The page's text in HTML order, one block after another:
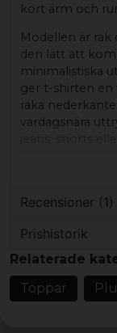
kort ärm och
Modellen är
den lätt att
minimalistiska
ger t-shirten en
raka
vardagsnära
Ett användbart
Design/
Mönster/
Stil/
Recensioner (1)
för 4 år sedan
Prishistorik
Relaterade
Toppar